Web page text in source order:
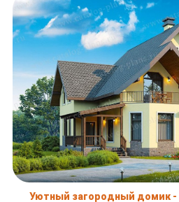
Уютный загородный домик -